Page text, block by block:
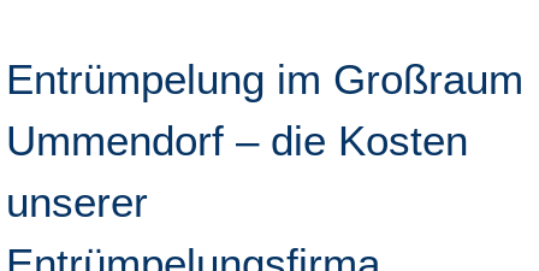
Entrümpelung im Großraum
Ummendorf – die Kosten
unserer